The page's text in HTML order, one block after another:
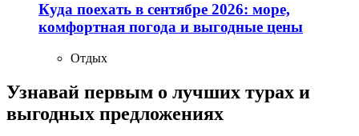
Куда поехать в сентябре 2026: море,
комфортная погода и выгодные цены
Отдых
Узнавай первым о лучших турах и
выгодных предложениях